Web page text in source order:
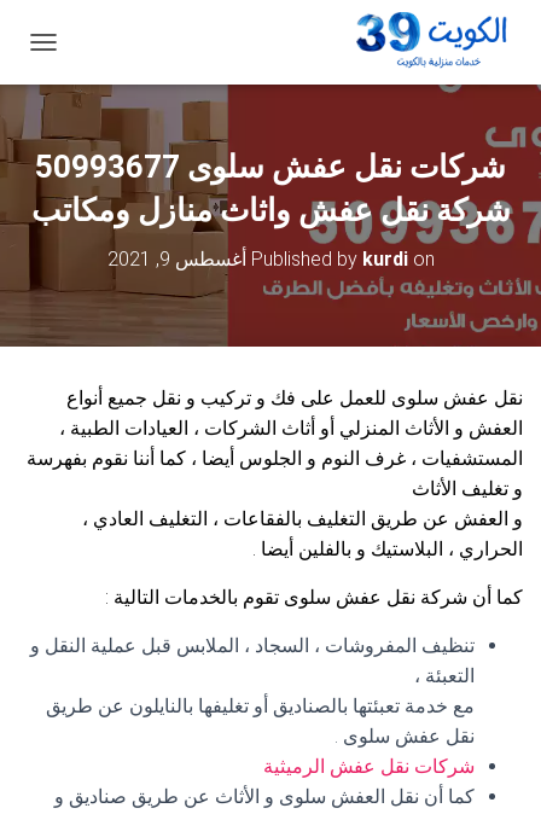
ب
د
ي
ل
ا
ل
ت
ل
شركات نقل عفش سلوى 50993677
شركة نقل عفش واثاث منازل ومكاتب
Published by kurdion أغسطس 9, 2021
نقل عفش سلوى للعمل على فك و تركيب و نقل جميع أنواع
العفش و الأثاث المنزلي أو أثاث الشركات ، العيادات الطبية ،
المستشفيات ، غرف النوم و الجلوس أيضا ، كما أننا نقوم بفهرسة
و تغليف الأثاث
و العفش عن طريق التغليف بالفقاعات ، التغليف العادي ،
الحراري ، البلاستيك و بالفلين أيضا .
كما أن شركة نقل عفش سلوى تقوم بالخدمات التالية :
تنظيف المفروشات ، السجاد ، الملابس قبل عملية النقل و
التعبئة ،
مع خدمة تعبئتها بالصناديق أو تغليفها بالنايلون عن طريق
نقل عفش سلوى .
شركات نقل عفش الرميثية
كما أن نقل العفش سلوى و الأثاث عن طريق صناديق و